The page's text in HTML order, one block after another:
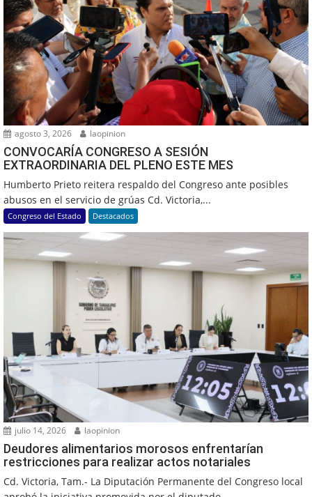
agosto 3, 2026 laopinion
CONVOCARÍA CONGRESO A SESIÓN
EXTRAORDINARIA DEL PLENO ESTE MES
Humberto Prieto reitera respaldo del Congreso ante posibles
abusos en el servicio de grúas Cd. Victoria,...
Congreso del Estado Destacados
julio 14, 2026 laopinion
Deudores alimentarios morosos enfrentarían
restricciones para realizar actos notariales
Cd. Victoria, Tam.- La Diputación Permanente del Congreso local